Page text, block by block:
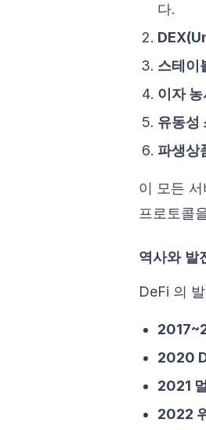
다.
스테이
이자
유동성
파생상
이 모든
프로토콜
역사와 발
DeFi 의
2020
2021
2022